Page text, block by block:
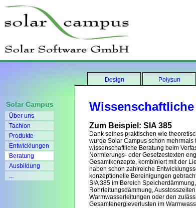
Design Polysun
Solar Campus
Über uns
Tachion
Produkte
Entwicklungen
Beratung
Ausbildung
...
Zum Beispiel: SIA 385
Dank seines praktischen wie
wurde Solar Campus schon mehrmals
wissenschaftliche Beratung beim
Normierungs- oder Gesetzestexten
Gesamtkonzepte, kombiniert mit der
haben schon zahlreiche
konzeptionelle Bereinigungen
SIA 385 im Bereich Speicherdämmung,
Rohrleitungsdämmung,
Warmwasserleitungen oder den
Gesamtenergieverlusten im